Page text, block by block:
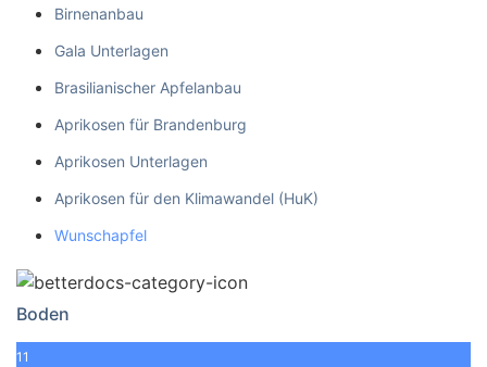
Birnenanbau
Gala Unterlagen
Brasilianischer Apfelanbau
Aprikosen für Brandenburg
Aprikosen Unterlagen
Aprikosen für den Klimawandel (HuK)
Wunschapfel
Boden
11